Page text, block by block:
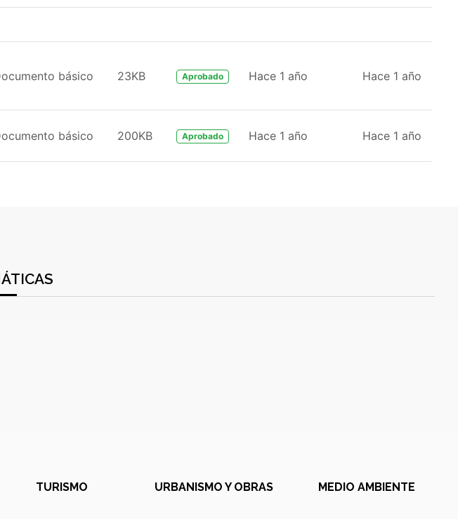
básico 23KB Aprobado Hace 1 año Hace 1 año
básico 200KB Aprobado Hace 1 año Hace 1 año
TURISMO URBANISMO Y OBRAS MEDIO AMBIENTE